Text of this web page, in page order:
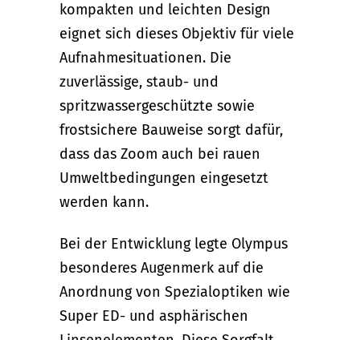
kompakten und leichten Design
eignet sich dieses Objektiv für viele
Aufnahmesituationen. Die
zuverlässige, staub- und
spritzwassergeschützte sowie
frostsichere Bauweise sorgt dafür,
dass das Zoom auch bei rauen
Umweltbedingungen eingesetzt
werden kann.
Bei der Entwicklung legte Olympus
besonderes Augenmerk auf die
Anordnung von Spezialoptiken wie
Super ED- und asphärischen